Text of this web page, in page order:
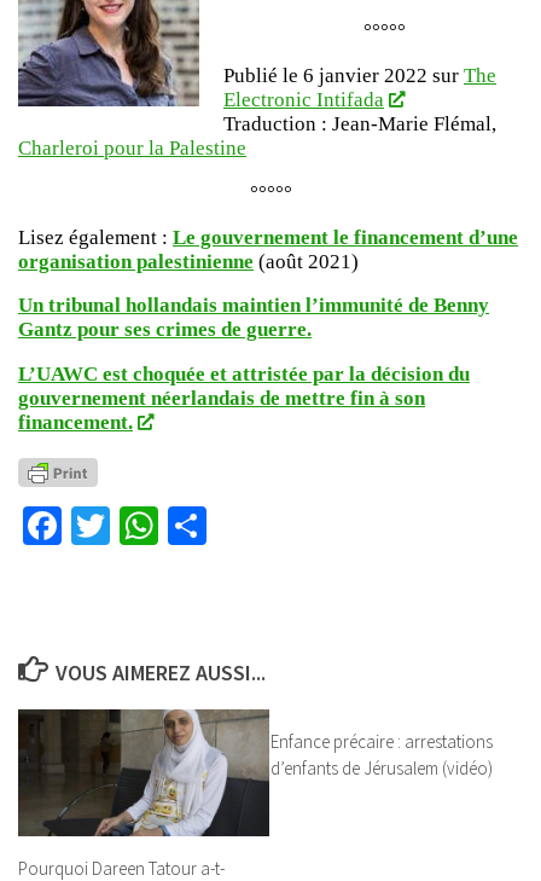
°°°°°
Publié le 6 janvier 2022 sur The
Electronic Intifada
Traduction : Jean-Marie Flémal,
Charleroi pour la Palestine
°°°°°
Lisez également : Le gouvernement le financement d’une
organisation palestinienne (août 2021)
Un tribunal hollandais maintien l’immunité de Benny
Gantz pour ses crimes de guerre.
L’UAWC est choquée et attristée par la décision du
gouvernement néerlandais de mettre fin à son
financement.
Facebook
TwitterWhatsApp
VOUS AIMEREZ AUSSI...
Pourquoi Dareen Tatour a-t-
Enfance précaire : arrestations
d’enfants de Jérusalem (vidéo)